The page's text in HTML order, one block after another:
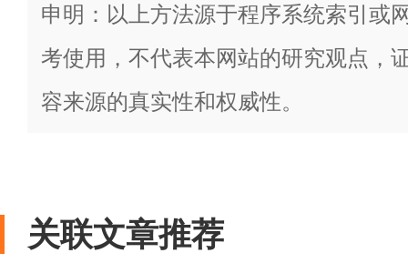
申明：以上方法源于程序系统索引或
考使用，不代表本网站的研究观点，
容来源的真实性和权威性。
关联文章推荐